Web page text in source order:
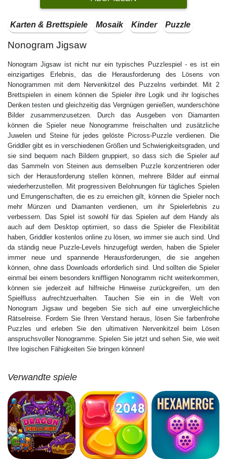
Karten & Brettspiele Mosaik Kinder Puzzle
Nonogram Jigsaw
Nonogram Jigsaw ist nicht nur ein typisches Puzzlespiel - es ist ein
einzigartiges Erlebnis, das die Herausforderung des Lösens von
Nonogrammen mit dem Nervenkitzel des Puzzelns verbindet. Mit 2
Brettspielen in einem können die Spieler ihre Logik und ihr logisches
Denken testen und gleichzeitig das Vergnügen genießen, wunderschöne
Bilder zusammenzusetzen. Durch das Ausgeben von Diamanten
können die Spieler neue Nonogramme freischalten und zusätzliche
Juwelen und Steine für jedes gelöste Picross-Puzzle verdienen. Die
Griddler gibt es in verschiedenen Größen und Schwierigkeitsgraden, und
sie sind bequem nach Bildern gruppiert, so dass sich die Spieler auf
das Sammeln von Steinen aus demselben Puzzle konzentrieren oder
sich der Herausforderung stellen können, mehrere Bilder auf einmal
wiederherzustellen. Mit progressiven Belohnungen für tägliches Spielen
und Errungenschaften, die es zu erreichen gilt, können die Spieler noch
mehr Münzen und Diamanten verdienen, um ihr Spielerlebnis zu
verbessern. Das Spiel ist sowohl für das Spielen auf dem Handy als
auch auf dem Desktop optimiert, so dass die Spieler die Flexibilität
haben, Griddler kostenlos online zu lösen, wo immer sie auch sind. Und
da ständig neue Puzzle-Levels hinzugefügt werden, haben die Spieler
immer neue und spannende Herausforderungen, die sie angehen
können, ohne dass Downloads erforderlich sind. Und sollten die Spieler
einmal bei einem besonders kniffligen Nonogramm nicht weiterkommen,
können sie jederzeit auf hilfreiche Hinweise zurückgreifen, um den
Spielfluss aufrechtzuerhalten. Tauchen Sie ein in die Welt von
Nonogram Jigsaw und begeben Sie sich auf eine unvergleichliche
Rätselreise. Fordern Sie Ihren Verstand heraus, lösen Sie farbenfrohe
Puzzles und erleben Sie den ultimativen Nervenkitzel beim Lösen
anspruchsvoller Nonogramme. Spielen Sie jetzt und sehen Sie, wie weit
Ihre logischen Fähigkeiten Sie bringen können!
Verwandte spiele